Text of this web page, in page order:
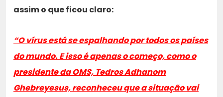
assim o que ficou claro:
“O vírus está se espalhando por todos os países
do mundo. E isso é apenas o começo, como o
presidente da OMS, Tedros Adhanom
Ghebreyesus, reconheceu que a situação vai